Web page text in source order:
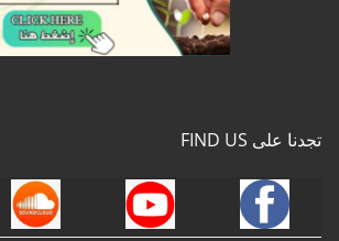
تجدنا على FIND US